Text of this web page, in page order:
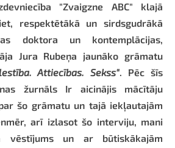
"Zvaigzne ABC" klajā
respektētākā un sirdsgudrākā
doktora un kontemplācijas,
Jura Rubeņa jaunāko grāmatu
Attiecības. Sekss". Pēc šīs
žurnāls Ir aicinājis mācītāju
šo grāmatu un tajā iekļautajām
arī izlasot šo interviju, mani
vēstījums un ar būtiskākajām